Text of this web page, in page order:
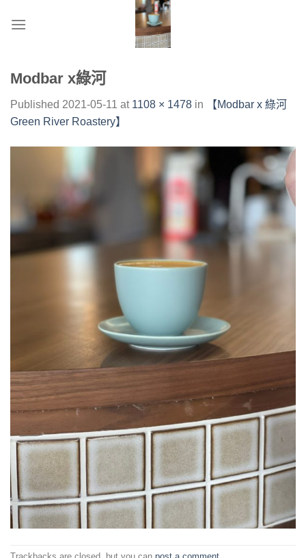
Modbar x綠河
Published 2021-05-11 at 1108 × 1478 in
【Modbar x 綠河
Green River Roastery】